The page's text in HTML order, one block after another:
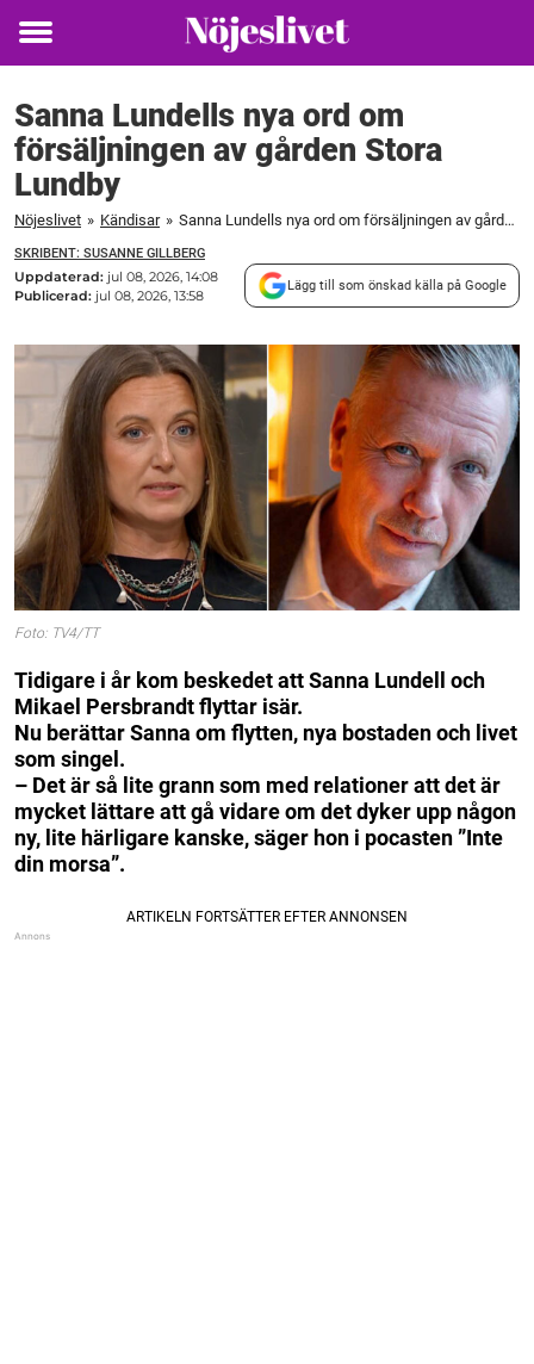
Toggle
Sanna Lundells nya ord om
försäljningen av gården Stora
Lundby
Nöjeslivet » Kändisar » Sanna Lundells nya ord om försäljningen av gården Stora Lundby
SKRIBENT: SUSANNE GILLBERG
Uppdaterad: jul 08, 2026, 14:08
Publicerad: jul 08, 2026, 13:58
Lägg till som önskad källa på Google
Foto: TV4/TT
Tidigare i år kom beskedet att Sanna Lundell och
Mikael Persbrandt flyttar isär.
Nu berättar Sanna om flytten, nya bostaden och livet
som singel.
– Det är så lite grann som med relationer att det är
mycket lättare att gå vidare om det dyker upp någon
ny, lite härligare kanske, säger hon i pocasten ”Inte
din morsa”.